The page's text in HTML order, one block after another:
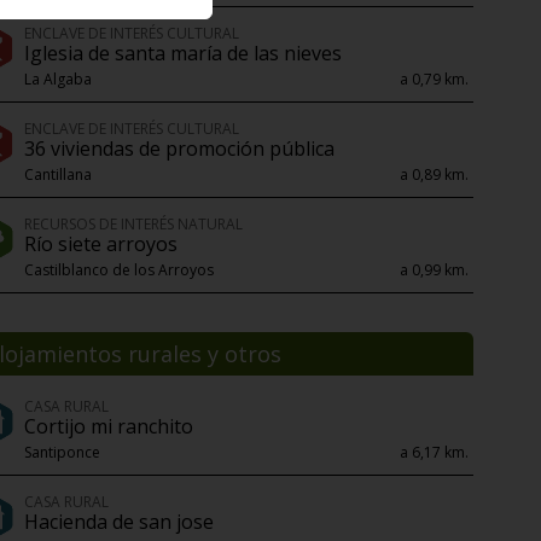
ENCLAVE DE INTERÉS CULTURAL
Iglesia de santa maría de las nieves
La Algaba a 0,79 km.
ENCLAVE DE INTERÉS CULTURAL
36 viviendas de promoción pública
Cantillana a 0,89 km.
RECURSOS DE INTERÉS NATURAL
Río siete arroyos
Castilblanco de los Arroyos a 0,99 km.
rurales y otros
CASA RURAL
Cortijo mi ranchito
Santiponce a 6,17 km.
CASA RURAL
Hacienda de san jose